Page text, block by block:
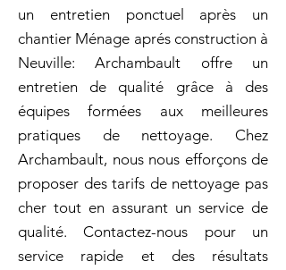
un entretien ponctuel après un
chantier Ménage aprés construction à
Neuville: Archambault offre un
entretien de qualité grâce à des
équipes formées aux meilleures
pratiques de nettoyage. Chez
Archambault, nous nous efforçons de
proposer des tarifs de nettoyage pas
cher tout en assurant un service de
qualité. Contactez-nous pour un
service rapide et des résultats